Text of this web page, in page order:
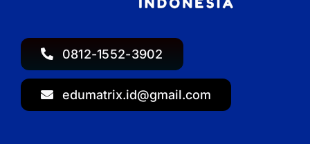
0812-1552-3902
edumatrix.id@gmail.com